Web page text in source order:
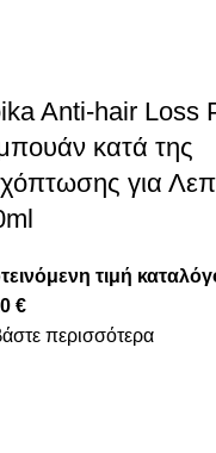
Anti-hair Loss
κατά της
για
τιμή
€
περισσότερα